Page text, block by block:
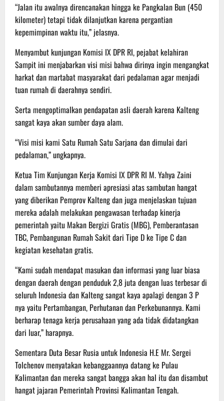
“Jalan itu awalnya direncanakan hingga ke Pangkalan Bun (450
kilometer) tetapi tidak dilanjutkan karena pergantian
kepemimpinan waktu itu,” jelasnya.
Menyambut kunjungan Komisi IX DPR RI, pejabat kelahiran
Sampit ini menjabarkan visi misi bahwa dirinya ingin mengangkat
harkat dan martabat masyarakat dari pedalaman agar menjadi
tuan rumah di daerahnya sendiri.
Serta mengoptimalkan pendapatan asli daerah karena Kalteng
sangat kaya akan sumber daya alam.
“Visi misi kami Satu Rumah Satu Sarjana dan dimulai dari
pedalaman,” ungkapnya.
Ketua Tim Kunjungan Kerja Komisi IX DPR RI M. Yahya Zaini
dalam sambutannya memberi apresiasi atas sambutan hangat
yang diberikan Pemprov Kalteng dan juga menjelaskan tujuan
mereka adalah melakukan pengawasan terhadap kinerja
pemerintah yaitu Makan Bergizi Gratis (MBG), Pemberantasan
TBC, Pembangunan Rumah Sakit dari Tipe D ke Tipe C dan
kegiatan kesehatan gratis.
“Kami sudah mendapat masukan dan informasi yang luar biasa
dengan daerah dengan penduduk 2,8 juta dengan luas terbesar di
seluruh Indonesia dan Kalteng sangat kaya apalagi dengan 3 P
nya yaitu Pertambangan, Perhutanan dan Perkebunannya. Kami
berharap tenaga kerja perusahaan yang ada tidak didatangkan
dari luar,” harapnya.
Sementara Duta Besar Rusia untuk Indonesia H.E Mr. Sergei
Tolchenov menyatakan kebanggaannya datang ke Pulau
Kalimantan dan mereka sangat bangga akan hal itu dan disambut
hangat jajaran Pemerintah Provinsi Kalimantan Tengah.